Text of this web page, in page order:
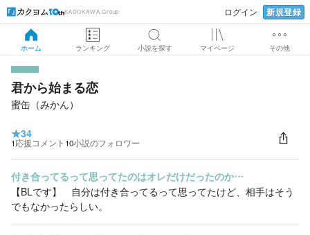
KADOKAWA Group ログイン 新規登録
ホーム ランキング 小説を探す マイページ その他
君から始まる恋
蜜缶（みかん）
★34
1応援コメント 10小説のフォロワー
付き合ってるって思ってたのはオレだけだったのか…
【BLです】 自分は付き合ってるって思ってたけど、相手はそう
でもなかったらしい。